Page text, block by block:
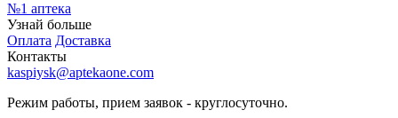
№1 аптека
Узнай больше
Оплата Доставка
Контакты
kaspiysk@aptekaone.com
Режим работы, прием заявок - круглосуточно.